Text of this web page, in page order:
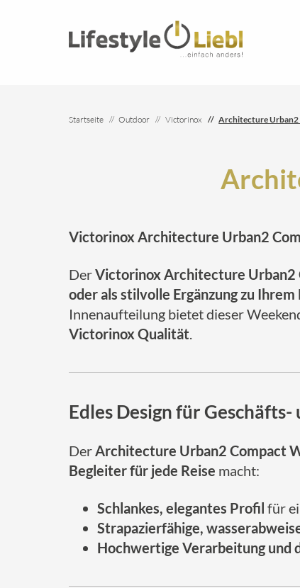
Startseite Outdoor Victorinox Architecture Urban2
Victorinox Architecture Urban2
DerVictorinox Architecture Urban2
oder als stilvolle Ergänzung zu
Innenaufteilung bietet dieser
Victorinox Qualität.
Edles Design für
DerArchitecture Urban2 Compact
Begleiter für jede Reise macht:
Schlankes, elegantes Profil für
Strapazierfähige,
Hochwertige Verarbeitung und